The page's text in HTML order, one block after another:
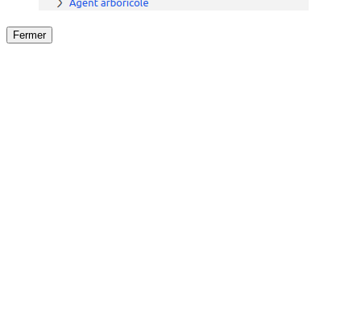
Fermer